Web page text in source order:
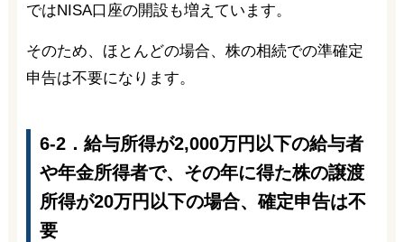
ではNISA口座の開設も増えています。
そのため、ほとんどの場合、株の相続での準確定
申告は不要になります。
6-2．給与所得が2,000万円以下の給与者
や年金所得者で、その年に得た株の譲渡
所得が20万円以下の場合、確定申告は不
要